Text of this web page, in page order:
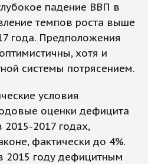
падение ВВП в
темпов роста выше
года. Предположения
хотя и
системы потрясением.
условия
оценки дефицита
2017 годах,
фактически до 4%.
2015 году дефицитным